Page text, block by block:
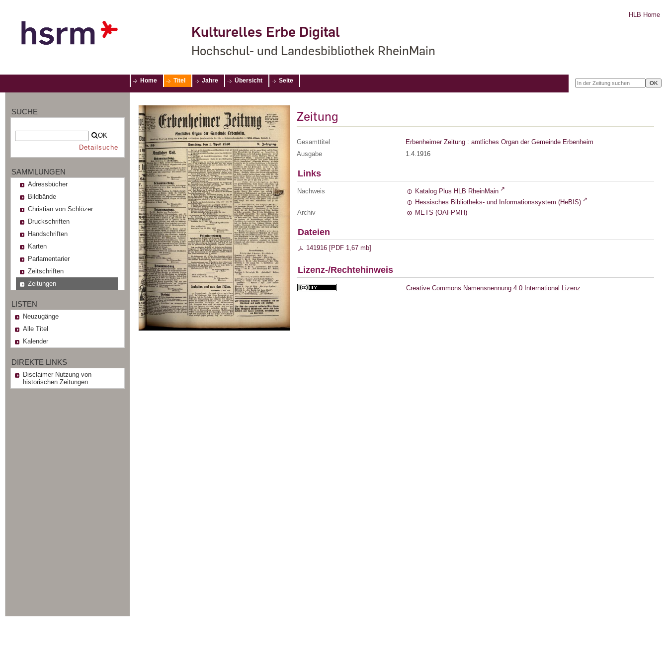
Kulturelles Erbe Digital
Hochschul- und Landesbibliothek RheinMain
HLB Home
Home Titel Jahre Übersicht Seite
SUCHE
OK
Detailsuche
SAMMLUNGEN
Adressbücher
Bildbände
Christian von Schlözer
Druckschriften
Handschriften
Karten
Parlamentarier
Zeitschriften
Zeitungen
LISTEN
Neuzugänge
Alle Titel
Kalender
DIREKTE LINKS
Disclaimer Nutzung von
historischen Zeitungen
Zeitung
Gesamttitel
Erbenheimer Zeitung : amtliches Organ der Gemeinde Erbenheim
Ausgabe
1.4.1916
Links
Nachweis
Katalog Plus HLB RheinMain
Hessisches Bibliotheks- und Informationssystem (HeBIS)
Archiv
METS (OAI-PMH)
Dateien
141916 [PDF 1,67 mb]
Lizenz-/Rechtehinweis
Creative Commons Namensnennung 4.0 International Lizenz